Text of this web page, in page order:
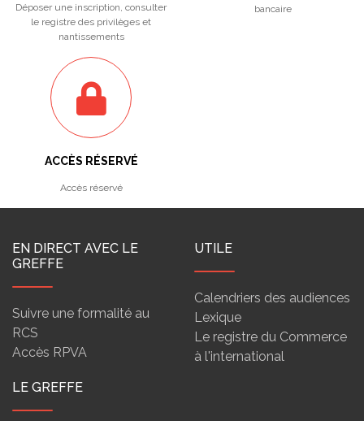
Déposer une inscription, consulter
le registre des privilèges et
nantissements
bancaire
ACCÈS RÉSERVÉ
Accès réservé
EN DIRECT AVEC LE
GREFFE
Suivre une formalité au
RCS
Accès RPVA
UTILE
Calendriers des audiences
Lexique
Le registre du Commerce
à l'international
LE GREFFE